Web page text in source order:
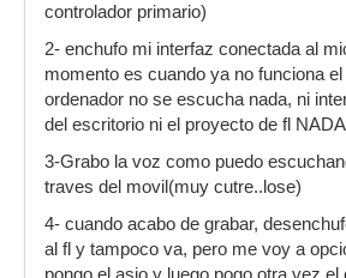
controlador primario)
2- enchufo mi interfaz conectada al
momento es cuando ya no funciona
ordenador no se escucha nada, ni
del escritorio ni el proyecto de fl
3-Grabo la voz como puedo
traves del movil(muy cutre..lose)
4- cuando acabo de grabar,
al fl y tampoco va, pero me voy a